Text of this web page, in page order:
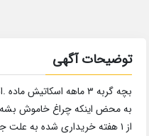
توضیحات آگهی
بچه گربه ۳ ماهه
به محض اینکه چراغ خاموش بشه
از ۱ هفته خریداری شده به